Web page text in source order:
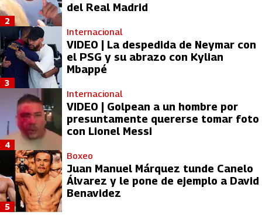
del Real Madrid
2
Internacional
VIDEO | La despedida de Neymar con
el PSG y su abrazo con Kylian
Mbappé
3
Internacional
VIDEO | Golpean a un hombre por
presuntamente quererse tomar foto
con Lionel Messi
4
Boxeo
Juan Manuel Márquez tunde Canelo
Álvarez y le pone de ejemplo a David
Benavidez
5